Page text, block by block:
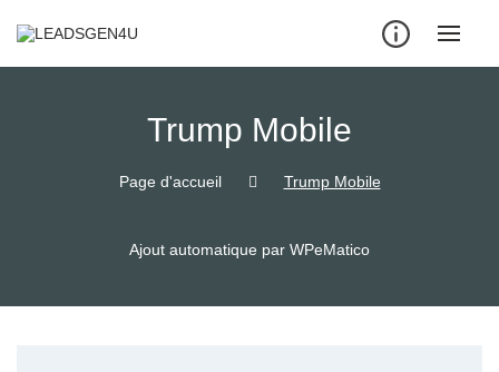
Trump Mobile
Page d'accueil Trump Mobile
Ajout automatique par WPeMatico